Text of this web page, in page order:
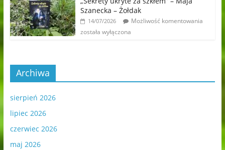
Szanecka – Żołdak
14/07/2026
Możliwość komentowania
została wyłączona
Archiwa
sierpień 2026
lipiec 2026
czerwiec 2026
maj 2026